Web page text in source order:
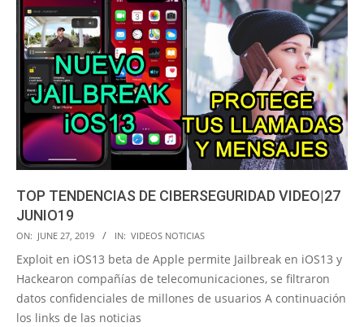
TOP TENDENCIAS DE CIBERSEGURIDAD VIDEO|27
JUNIO19
2019-
06-
27
ON: JUNE 27, 2019 IN: VIDEOS NOTICIAS
Exploit en iOS13 beta de Apple permite Jailbreak en iOS13 y
Hackearon compañías de telecomunicaciones, se filtraron
datos confidenciales de millones de usuarios A continuación
los links de las noticias